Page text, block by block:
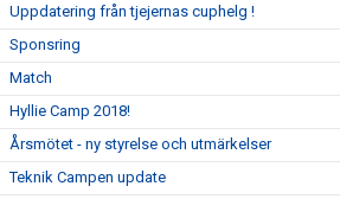
Uppdatering från tjejernas cuphelg !
Sponsring
Match
Hyllie Camp 2018!
Årsmötet - ny styrelse och utmärkelser
Teknik Campen update